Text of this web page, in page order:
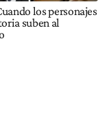
los personajes
suben al